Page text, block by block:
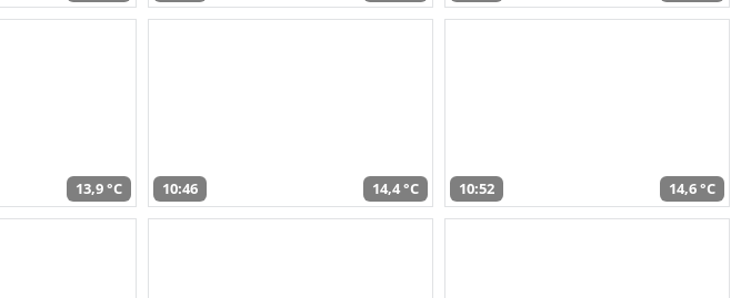
13,9 °C 10:46 14,4 °C 10:52 14,6 °C